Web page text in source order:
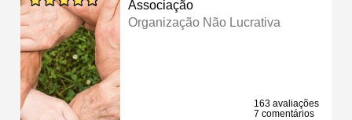
Associação
Organização Não Lucrativa
163 avaliações
7 comentários